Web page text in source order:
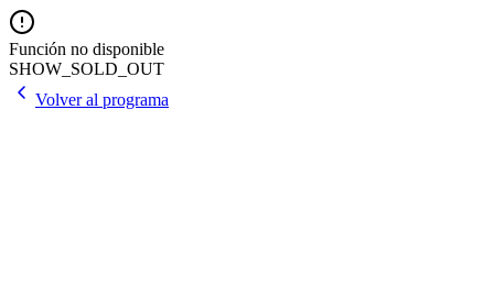
Función no disponible
SHOW_SOLD_OUT
Volver al programa